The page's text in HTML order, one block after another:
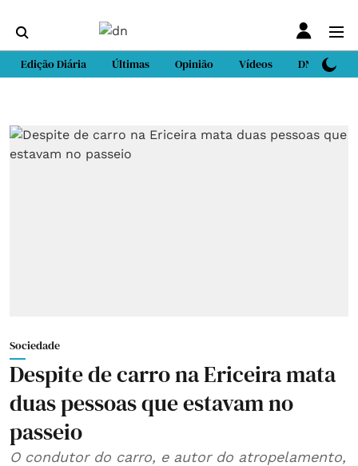
Edição Diária Últimas Opinião Vídeos DN Sport
Sociedade
Despite de carro na Ericeira mata
duas pessoas que estavam no
passeio
O condutor do carro, e autor do atropelamento,